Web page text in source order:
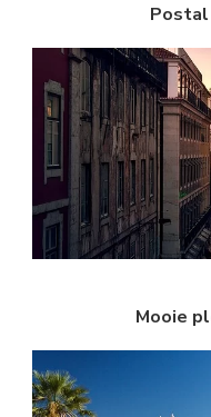
Mooie